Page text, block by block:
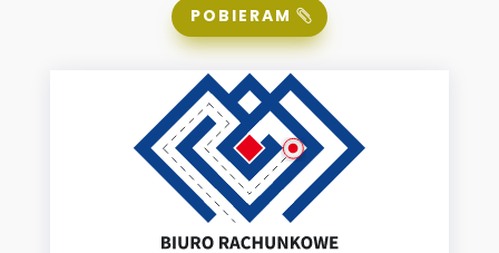
POBIERAM